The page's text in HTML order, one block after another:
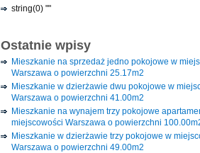
string(0) ""
Ostatnie wpisy
Mieszkanie na sprzedaż jedno pokojowe w
Warszawa o powierzchni 25.17m2
Mieszkanie w dzierżawie dwu pokojowe w
Warszawa o powierzchni 41.00m2
Mieszkanie na wynajem trzy pokojowe
miejscowości Warszawa o powierzchni
Mieszkanie w dzierżawie trzy pokojowe w
Warszawa o powierzchni 49.00m2